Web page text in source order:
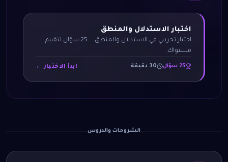
اختبار الاستدلال والمنطق
اختبار تجريبي في الاستدلال والمنطق — 25 سؤال لتقييم
مستواك.
25 سؤال 30 دقيقة ابدأ الاختبار ←
الشروحات والدروس